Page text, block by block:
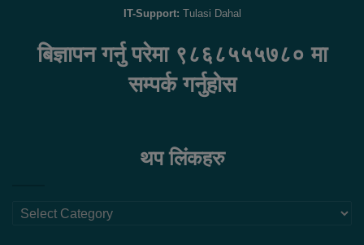
IT-Support: Tulasi Dahal
बिज्ञापन गर्नु परेमा ९८६८५५५७८० मा
सम्पर्क गर्नुहोस
थप लिंकहरु
थप